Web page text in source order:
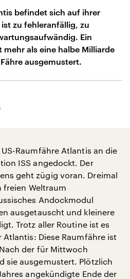
befindet sich auf ihrer
zu fehleranfällig, zu
Ein
als eine halbe Milliarde
ausgemustert.
Raumfähre Atlantis an die
ISS angedockt. Der
geht zügig voran. Dreimal
freien Weltraum
Andockmodul
ausgetauscht und kleinere
Trotz aller Routine ist es
Diese Raumfähre ist
der für Mittwoch
sie ausgemustert. Plötzlich
angekündigte Ende der